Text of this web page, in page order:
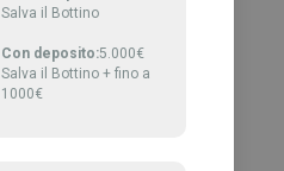
Salva il Bottino
Con deposito:5.000€
Salva il Bottino + fino a
1000€